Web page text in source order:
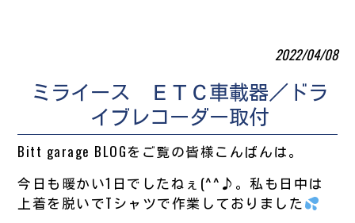
2022/04/08
ミライース ＥＴＣ車載器／ドラ
イブレコーダー取付
Bitt garage BLOGをご覧の皆様こんばんは。
今日も暖かい1日でしたねぇ(^^♪。私も日中は
上着を脱いでTシャツで作業しておりました